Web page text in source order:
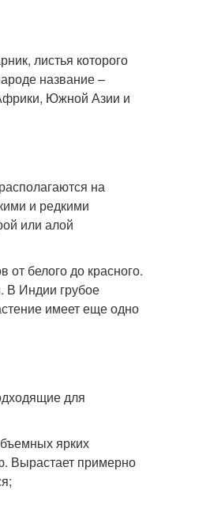
листья которого
название –
Южной Азии и
на
и редкими
или алой
от белого до красного.
В Индии грубое
имеет еще одно
для
ярких
Вырастает примерно